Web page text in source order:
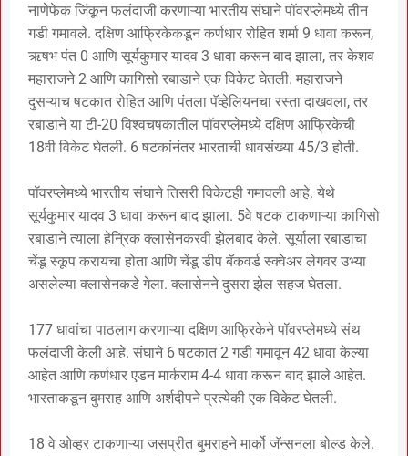
नाणेफेक जिंकून फलंदाजी करणाऱ्या भारतीय संघाने पॉवरप्लेमध्ये तीन
गडी गमावले. दक्षिण आफ्रिकेकडून कर्णधार रोहित शर्मा 9 धावा करून,
ऋषभ पंत 0 आणि सूर्यकुमार यादव 3 धावा करून बाद झाला, तर केशव
महाराजने 2 आणि कागिसो रबाडाने एक विकेट घेतली. महाराजने
दुसऱ्याच षटकात रोहित आणि पंतला पॅव्हेलियनचा रस्ता दाखवला, तर
रबाडाने या टी-20 विश्वचषकातील पॉवरप्लेमध्ये दक्षिण आफ्रिकेची
18वी विकेट घेतली. 6 षटकांनंतर भारताची धावसंख्या 45/3 होती.
पॉवरप्लेमध्ये भारतीय संघाने तिसरी विकेटही गमावली आहे. येथे
सूर्यकुमार यादव 3 धावा करून बाद झाला. 5वे षटक टाकणाऱ्या कागिसो
रबाडाने त्याला हेन्रिक क्लासेनकरवी झेलबाद केले. सूर्याला रबाडाचा
चेंडू स्कूप करायचा होता आणि चेंडू डीप बॅकवर्ड स्क्वेअर लेगवर उभ्या
असलेल्या क्लासेनकडे गेला. क्लासेनने दुसरा झेल सहज घेतला.
177 धावांचा पाठलाग करणाऱ्या दक्षिण आफ्रिकेने पॉवरप्लेमध्ये संथ
फलंदाजी केली आहे. संघाने 6 षटकात 2 गडी गमावून 42 धावा केल्या
आहेत आणि कर्णधार एडन मार्कराम 4-4 धावा करून बाद झाले आहेत.
भारताकडून बुमराह आणि अर्शदीपने प्रत्येकी एक विकेट घेतली.
18 वे ओव्हर टाकणाऱ्या जसप्रीत बुमराहने मार्को जॅन्सनला बोल्ड केले.